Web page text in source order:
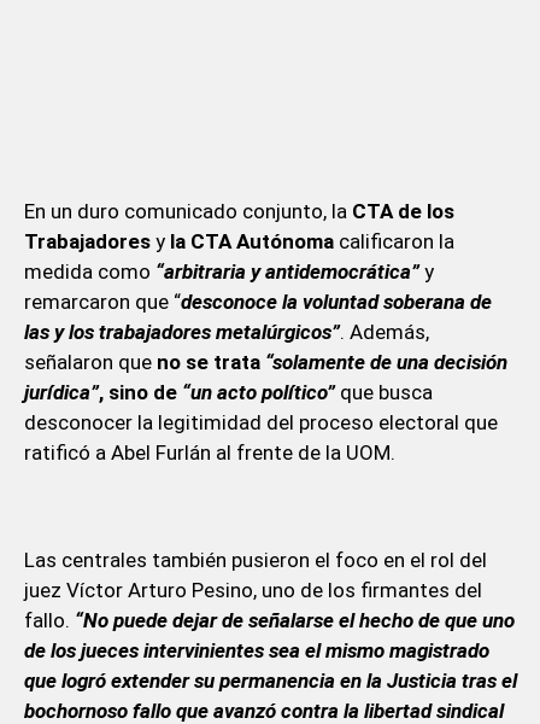
En un duro comunicado conjunto, la CTA de los
Trabajadores y la CTA Autónomacalificaron la
medida como “arbitraria y antidemocrática”y
remarcaron que “desconoce la voluntad soberana de
las y los trabajadores metalúrgicos”. Además,
señalaron que no se trata “solamente de una decisión
jurídica”, sino de “un acto político” que busca
desconocer la legitimidad del proceso electoral que
ratificó a Abel Furlán al frente de la UOM.
Las centrales también pusieron el foco en el rol del
juez Víctor Arturo Pesino, uno de los firmantes del
fallo. “No puede dejar de señalarse el hecho de que uno
de los jueces intervinientes sea el mismo magistrado
que logró extender su permanencia en la Justicia tras el
bochornoso fallo que avanzó contra la libertad sindical